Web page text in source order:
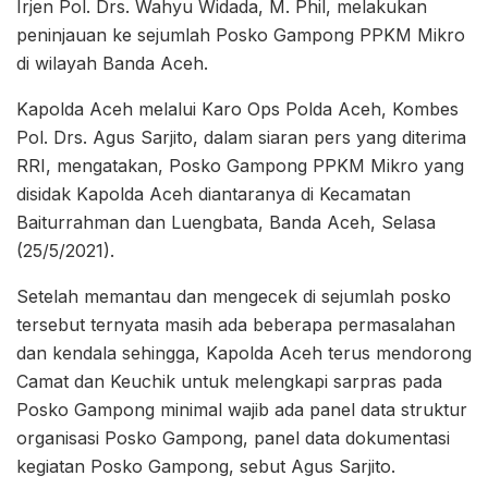
Irjen Pol. Drs. Wahyu Widada, M. Phil, melakukan
peninjauan ke sejumlah Posko Gampong PPKM Mikro
di wilayah Banda Aceh.
Kapolda Aceh melalui Karo Ops Polda Aceh, Kombes
Pol. Drs. Agus Sarjito, dalam siaran pers yang diterima
RRI, mengatakan, Posko Gampong PPKM Mikro yang
disidak Kapolda Aceh diantaranya di Kecamatan
Baiturrahman dan Luengbata, Banda Aceh, Selasa
(25/5/2021).
Setelah memantau dan mengecek di sejumlah posko
tersebut ternyata masih ada beberapa permasalahan
dan kendala sehingga, Kapolda Aceh terus mendorong
Camat dan Keuchik untuk melengkapi sarpras pada
Posko Gampong minimal wajib ada panel data struktur
organisasi Posko Gampong, panel data dokumentasi
kegiatan Posko Gampong, sebut Agus Sarjito.